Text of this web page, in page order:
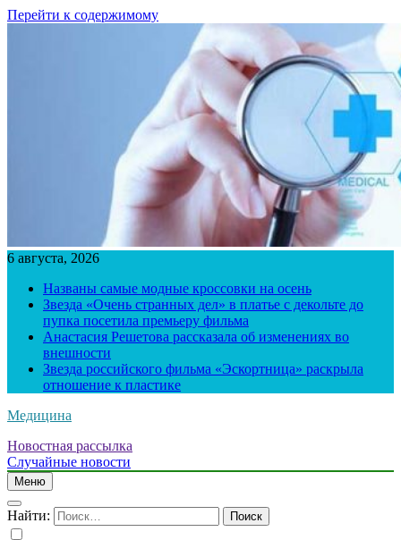
Перейти к содержимому
6 августа, 2026
Названы самые модные кроссовки на осень
Звезда «Очень странных дел» в платье с декольте до
пупка посетила премьеру фильма
Анастасия Решетова рассказала об изменениях во
внешности
Звезда российского фильма «Эскортница» раскрыла
отношение к пластике
Медицина
Новостная рассылка
Случайные новости
Меню
Найти: